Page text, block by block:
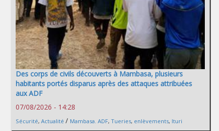
Des corps de civils découverts à Mambasa, plusieurs
habitants portés disparus après des attaques attribuées
aux ADF
07/08/2026 - 14:28
Sécurité, Actualité / Mambasa. ADF, Tueries, enlèvements, Ituri